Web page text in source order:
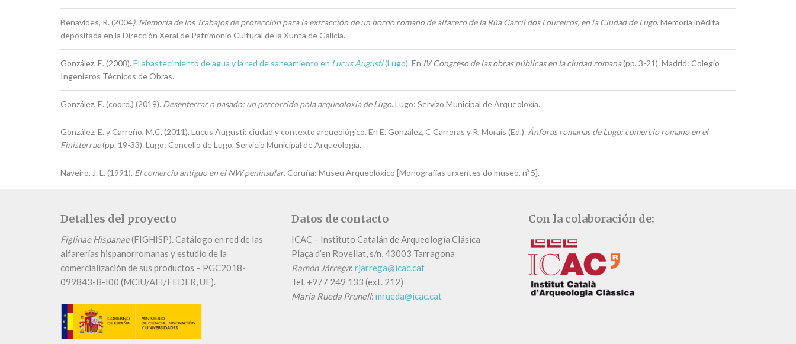
Benavides, R. (2004). Memoria de los Trabajos de protección para la extracción de un horno romano de alfarero de la Rúa Carril dos Loureiros, en la Ciudad de Lugo. Memoria inèdita
depositada en la Dirección Xeral de Patrimonio Cultural de la Xunta de Galicia.
González, E. (2008). El abastecimiento de agua y la red de saneamiento en Lucus Augusti(Lugo).En IV Congreso de las obras públicas en la ciudad romana(pp. 3-21).Madrid: Colegio
Ingenieros Técnicos de Obras.
González, E. (coord.) (2019). Desenterrar o pasado: un percorrido pola arqueoloxía de Lugo. Lugo: Servizo Municipal de Arqueoloxía.
González, E. y Carreño, M.C. (2011). Lucus Augusti: ciudad y contexto arqueológico. En E. González, C Carreras y R, Morais (Ed.). Ánforas romanas de Lugo: comercio romano en el
Finisterrae(pp. 19-33). Lugo: Concello de Lugo, Servicio Municipal de Arqueología.
Naveiro, J. L. (1991). El comercio antiguo en el NW peninsular. Coruña: Museu Arqueolóxico [Monografías urxentes do museo, nº 5].
Detalles del proyecto
Figlinae Hispanae(FIGHISP). Catálogo en red de las
alfarerías hispanorromanas y estudio de la
comercialización de sus productos – PGC2018-
099843-B-I00 (MCIU/AEI/FEDER, UE).
Datos de contacto
ICAC – Instituto Catalán de Arqueología Clásica
Plaça d’en Rovellat, s/n, 43003 Tarragona
Ramón Járrega: rjarrega@icac.cat
Tel. +977 249 133 (ext. 212)
Maria Rueda Prunell: mrueda@icac.cat
Con la colaboración de: